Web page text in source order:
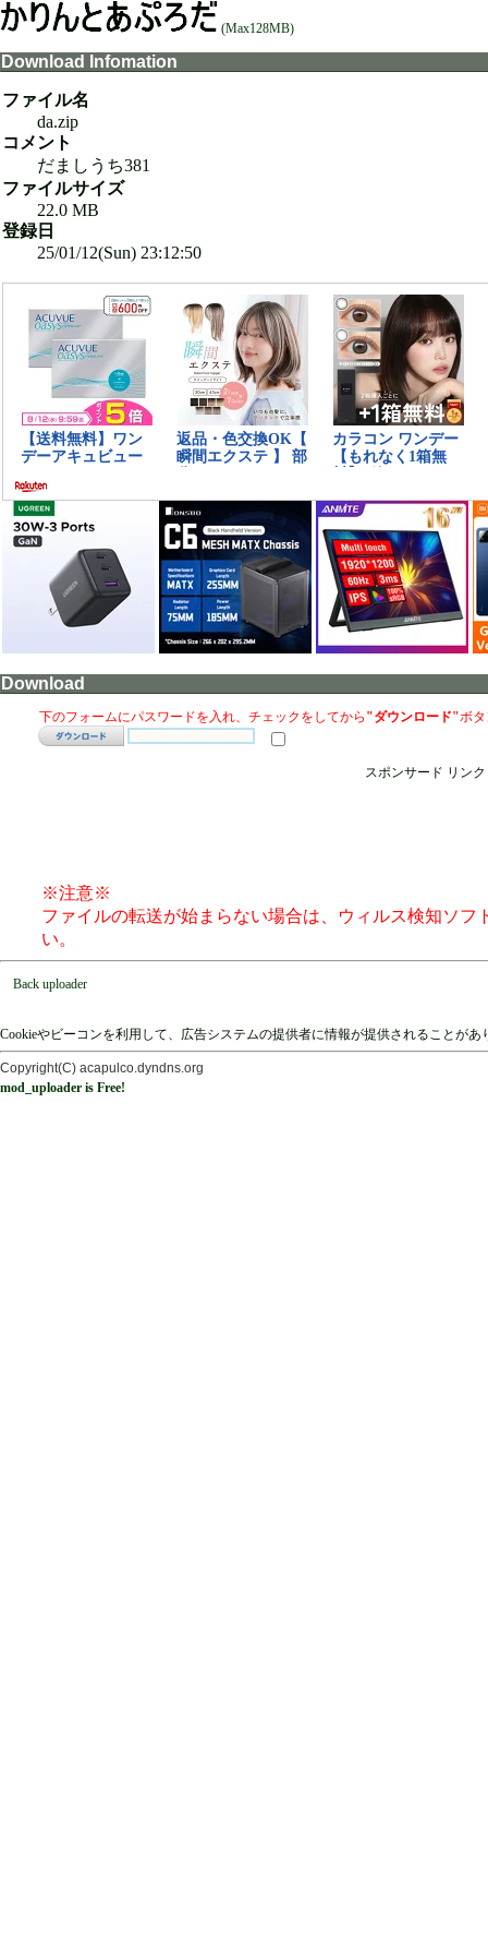
(Max128MB)
Download Infomation
ファイル名
da.zip
コメント
だましうち381
ファイルサイズ
22.0 MB
登録日
25/01/12(Sun) 23:12:50
Download
下のフォームにパスワードを入れ、チェックをしてから "ダウンロード"ボ
スポンサード リンク
※注意※
ファイルの転送が始まらない場合は、ウィルス検知ソ
い。
Back uploader
Cookieやビーコンを利用して、広告システムの提供者に情報が提供されることが
Copyright(C) acapulco.dyndns.org
mod_uploader is Free!